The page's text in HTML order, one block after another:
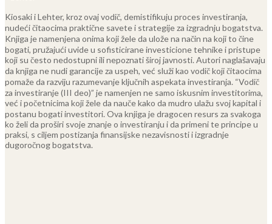
Kiosaki i Lehter, kroz ovaj vodič, demistifikuju proces investiranja,
nudeći čitaocima praktične savete i strategije za izgradnju bogatstva.
Knjiga je namenjena onima koji žele da ulože na način na koji to čine
bogati, pružajući uvide u sofisticirane investicione tehnike i pristupe
koji su često nedostupni ili nepoznati široj javnosti. Autori naglašavaju
da knjiga ne nudi garancije za uspeh, već služi kao vodič koji čitaocima
pomaže da razviju razumevanje ključnih aspekata investiranja. “Vodič
za investiranje (III deo)” je namenjen ne samo iskusnim investitorima,
već i početnicima koji žele da nauče kako da mudro ulažu svoj kapital i
postanu bogati investitori. Ova knjiga je dragocen resurs za svakoga
ko želi da proširi svoje znanje o investiranju i da primeni te principe u
praksi, s ciljem postizanja finansijske nezavisnosti i izgradnje
dugoročnog bogatstva.